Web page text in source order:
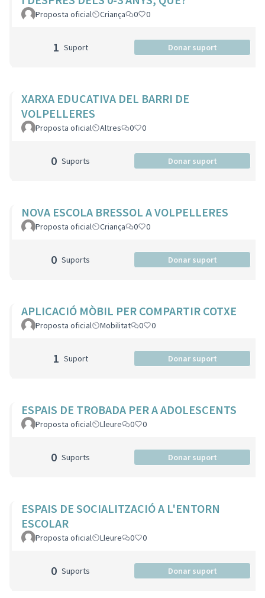
Proposta oficial Criança 0 0
1 Suport Donar suport
XARXA EDUCATIVA DEL BARRI DE
VOLPELLERES
Proposta oficial Altres 0 0
0 Suports Donar suport
NOVA ESCOLA BRESSOL A VOLPELLERES
Proposta oficial Criança 0 0
0 Suports Donar suport
APLICACIÓ MÒBIL PER COMPARTIR COTXE
Proposta oficial Mobilitat 0 0
1 Suport Donar suport
ESPAIS DE TROBADA PER A ADOLESCENTS
Proposta oficial Lleure 0 0
0 Suports Donar suport
ESPAIS DE SOCIALITZACIÓ A L'ENTORN
ESCOLAR
Proposta oficial Lleure 0 0
0 Suports Donar suport